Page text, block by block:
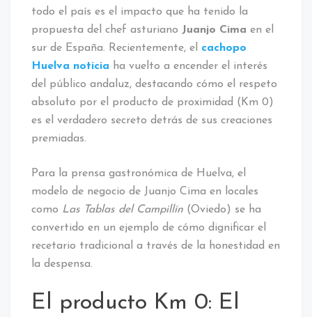
todo el país es el impacto que ha tenido la
propuesta del chef asturiano Juanjo Cima en el
sur de España. Recientemente, el cachopo
Huelva noticia ha vuelto a encender el interés
del público andaluz, destacando cómo el respeto
absoluto por el producto de proximidad (Km 0)
es el verdadero secreto detrás de sus creaciones
premiadas.
Para la prensa gastronómica de Huelva, el
modelo de negocio de Juanjo Cima en locales
como Las Tablas del Campillín (Oviedo) se ha
convertido en un ejemplo de cómo dignificar el
recetario tradicional a través de la honestidad en
la despensa.
El producto Km 0: El